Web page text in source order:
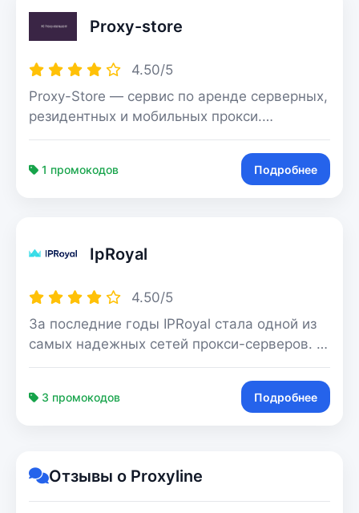
поддержка 24/7 всегда рада помощь с
любым вопросом, делая Proxymarket
работы в интернете.
Proxy-store
4.50/5
Proxy-Store — сервис по аренде серверных,
резидентных и мобильных прокси.
Компания работает на рынке больше 7 лет.
Предлагают тарифы для разных целей и
площадок. Есть тарифы для конкретных
автоматизированы. Вы можете за
купить прокси. Для оплаты доступны все
популярные платежные системы, в том
числе криптовалюта.
1 промокодов Подробнее
IpRoyal
4.50/5
За последние годы IPRoyal стала одной из
самых надежных сетей прокси-серверов. С
более чем 34 миллионами прокси-серверов
и с каждым днем ​​они развиваются,
завоевав прочную репутацию поставщика
3 промокодов Подробнее
Отзывы о Proxyline